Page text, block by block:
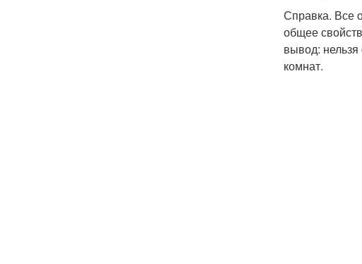
Справка. Все
общее
вывод:
комнат.